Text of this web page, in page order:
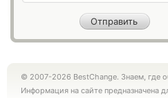
© 2007-2026 BestChange. Знаем, где
Информация на сайте предназначена